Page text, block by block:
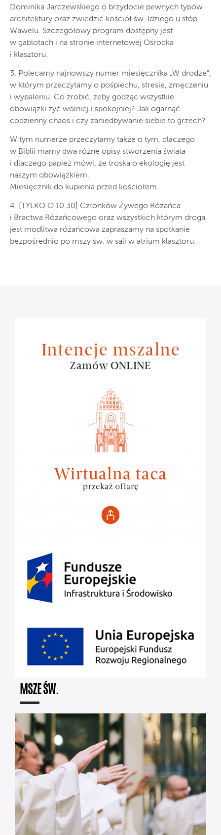
Dominika Jarczewskiego o brzydocie pewnych typów
architektury oraz zwiedzić kościół św. Idziego u stóp
Wawelu. Szczegółowy program dostępny jest
w gablotach i na stronie internetowej Ośrodka
i klasztoru.
3. Polecamy najnowszy numer miesięcznika „W drodze”,
w którym przeczytamy o pośpiechu, stresie, zmęczeniu
i wypaleniu. Co zrobić, żeby godząc wszystkie
obowiązki żyć wolniej i spokojniej? Jak ogarnąć
codzienny chaos i czy zaniedbywanie siebie to grzech?
W tym numerze przeczytamy także o tym, dlaczego
w Biblii mamy dwa różne opisy stworzenia świata
i dlaczego papież mówi, że troska o ekologię jest
naszym obowiązkiem.
Miesięcznik do kupienia przed kościołem.
4. [TYLKO O 10.30] Członków Żywego Różańca
i Bractwa Różańcowego oraz wszystkich którym droga
jest modlitwa różańcowa zapraszamy na spotkanie
bezpośrednio po mszy św. w sali w atrium klasztoru.
MSZE ŚW.